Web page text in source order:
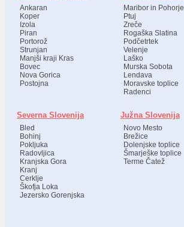
Ankaran
Koper
Izola
Piran
Portorož
Strunjan
Manjši kraji Kras
Bovec
Nova Gorica
Postojna
Maribor in Pohorje
Ptuj
Zreče
Rogaška Slatina
Podčetrtek
Velenje
Laško
Murska Sobota
Lendava
Moravske toplice
Radenci
Severna Slovenija
Bled
Bohinj
Pokljuka
Radovljica
Kranjska Gora
Kranj
Cerklje
Škofja Loka
Jezersko Gorenjska
Južna Slovenija
Novo Mesto
Brežice
Dolenjske toplice
Šmarješke toplice
Terme Čatež